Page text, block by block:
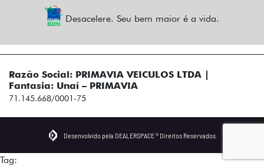
Desacelere. Seu bem maior é a vida.
Razão Social: PRIMAVIA VEICULOS LTDA |
Fantasia: Unaí – PRIMAVIA
71.145.668/0001-75
Desenvolvido pela DEALERSPACE ® Direitos Reservados.
Tag: